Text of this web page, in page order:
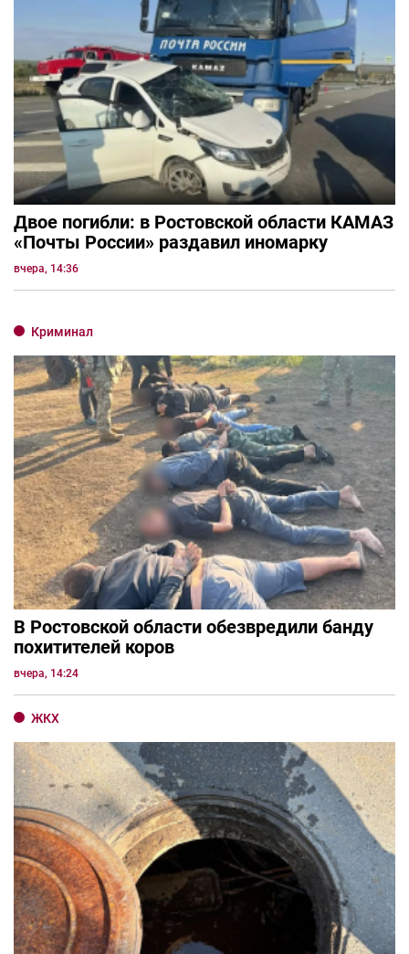
Двое погибли: в Ростовской области КАМАЗ
«Почты России» раздавил иномарку
вчера, 14:36
Криминал
В Ростовской области обезвредили банду
похитителей коров
вчера, 14:24
ЖКХ